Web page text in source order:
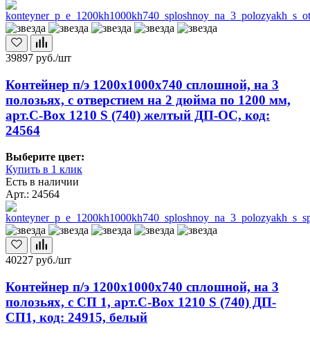
39897 руб./шт
Контейнер п/э 1200х1000х740 сплошной, на 3
полозьях, с отверстием на 2 дюйма по 1200 мм,
арт.C-Box 1210 S (740) желтый ДП-ОС, код:
24564
Выберите цвет:
Купить в 1 клик
Есть в наличии
Арт.: 24564
40227 руб./шт
Контейнер п/э 1200х1000х740 сплошной, на 3
полозьях, с СП 1, арт.C-Box 1210 S (740) ДП-
СП1, код: 24915, белый